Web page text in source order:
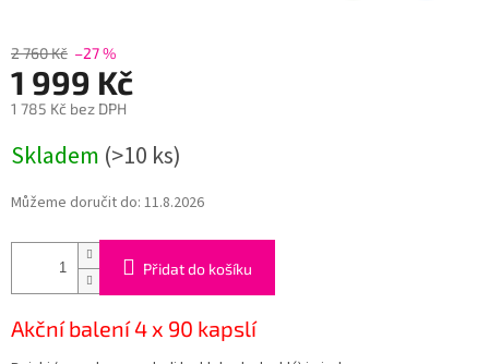
2 760 Kč –27 %
1 999 Kč
1 785 Kč bez DPH
cena:
Skladem (>10 ks)
Můžeme doručit do: 11.8.2026
Přidat do košíku
Akční balení 4 x 90 kapslí